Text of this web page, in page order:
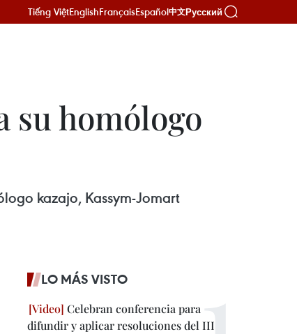
Tiếng ViệtEnglishFrançaisEspañol中文Русский
su homólogo
kazajo, Kassym-Jomart
LO MÁS VISTO
Celebran conferencia para
difundir y aplicar resoluciones del III